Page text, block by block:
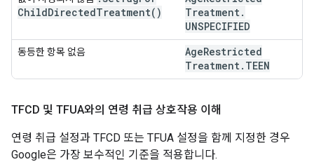
ChildDirectedTreatment( )
Treatment.
UNSPECIFIED
동등한 항목 없음 AgeRestricted
Treatment. TEEN
TFCD 및 TFUA와의 연령 취급 상호작용 이해
연령 취급 설정과 TFCD 또는 TFUA 설정을 함께 지정한 경우
Google은 가장 보수적인 기준을 적용합니다.